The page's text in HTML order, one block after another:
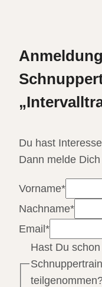
Du hast
Dann melde
Vorname*
Nachname*
Email*
Hast Du